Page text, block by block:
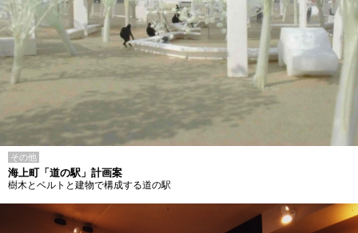
その他
海上町「道の駅」計画案
樹木とベルトと建物で構成する道の駅